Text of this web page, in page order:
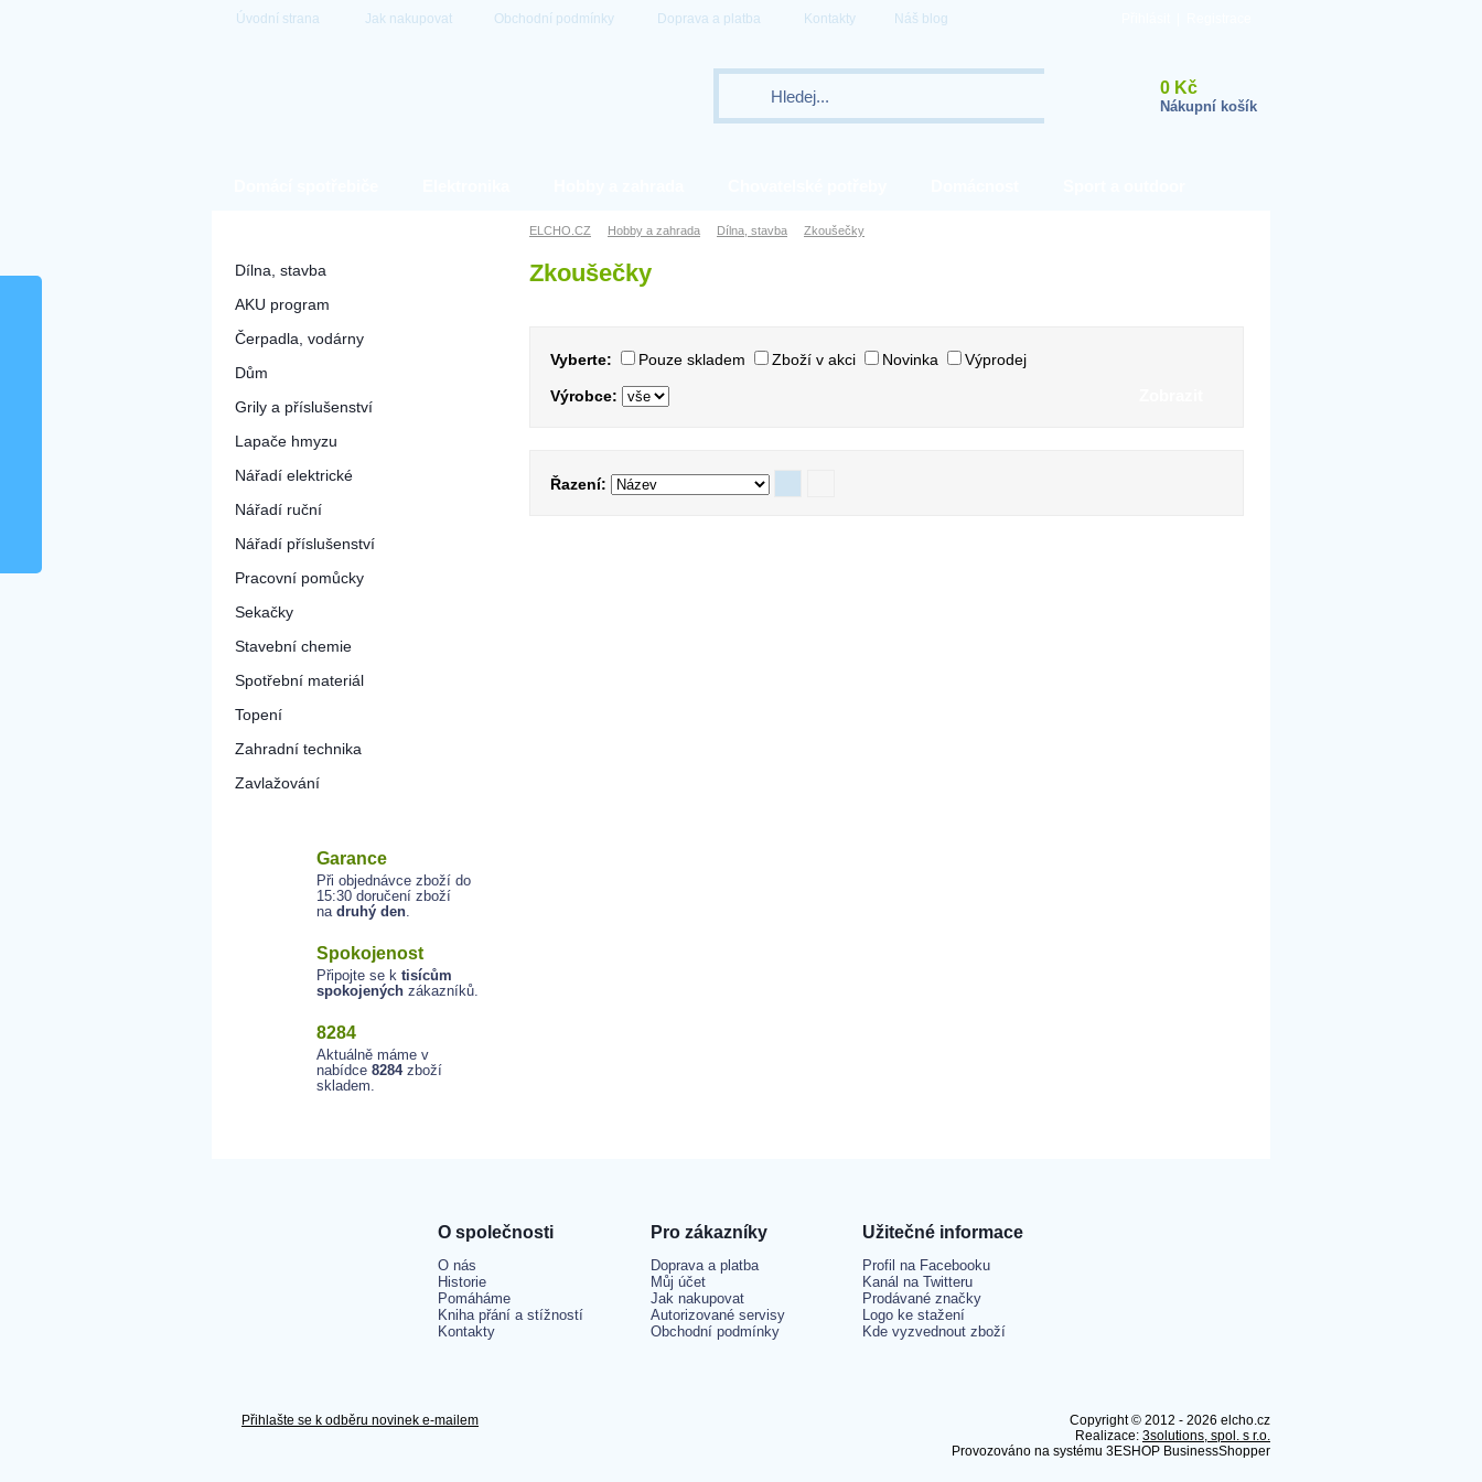
Úvodní strana Jak nakupovat Obchodní podmínky Doprava a platba Kontakty Náš blog
0 Kč
Nákupní košík
Dílna, stavba
AKU program
Čerpadla, vodárny
Dům
Grily a příslušenství
Lapače hmyzu
Nářadí elektrické
Nářadí ruční
Nářadí příslušenství
Pracovní pomůcky
Sekačky
Stavební chemie
Spotřební materiál
Topení
Zahradní technika
Zavlažování
Garance
Při objednávce zboží do
15:30 doručení zboží
na druhý den.
Spokojenost
Připojte se k tisícům
spokojených zákazníků.
8284
Aktuálně máme v
nabídce 8284zboží
skladem.
ELCHO.CZ Hobby a zahrada Dílna, stavba Zkoušečky
Zkoušečky
Vyberte: Pouze skladem Zboží v akci Novinka Výprodej
Výrobce:
Řazení:
O společnosti
O nás
Historie
Pomáháme
Kniha přání a stížností
Kontakty
Pro zákazníky
Doprava a platba
Můj účet
Jak nakupovat
Autorizované servisy
Obchodní podmínky
Užitečné informace
Profil na Facebooku
Kanál na Twitteru
Prodávané značky
Logo ke stažení
Kde vyzvednout zboží
Přihlašte se k odběru novinek e-mailem
Copyright © 2012 - 2026 elcho.cz
Realizace: 3solutions, spol. s r.o.
Provozováno na systému 3ESHOP BusinessShopper